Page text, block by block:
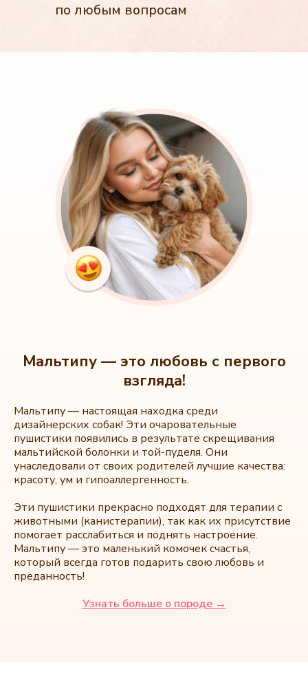
Мальтипу — это любовь с первого
взгляда!
Мальтипу — настоящая находка среди
дизайнерских собак! Эти очаровательные
пушистики появились в результате скрещивания
мальтийской болонки и той-пуделя. Они
унаследовали от своих родителей лучшие качества:
красоту, ум и гипоаллергенность.
Эти пушистики прекрасно подходят для терапии с
животными (канистерапии), так как их присутствие
помогает расслабиться и поднять настроение.
Мальтипу — это маленький комочек счастья,
который всегда готов подарить свою любовь и
преданность!
Узнать больше о породе →